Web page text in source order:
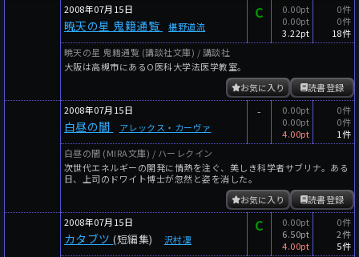
2008年07月15日
暁天の星 鬼籍通覧 椹野道流
C
0.00pt
0.00pt
3.22pt
0件
0件
18件
暁天の星 鬼籍通覧 (講談社文庫) / 講談社
大阪は高槻市にあるO医科大学法医学教室。
読書登録
お気に入り
2008年07月15日
白昼の闇 アレックス・カーヴァ
-
0.00pt
0.00pt
4.00pt
0件
0件
1件
白昼の闇 (MIRA文庫) / ハーレクイン
次世代エネルギーの開発に情熱を注ぐ、美しき科学者サブリナ。ある
日、上司のドワイト博士が忽然と姿を消した。
読書登録
お気に入り
2008年07月15日
カタブツ (短編集) 沢村凜
C
0.00pt
6.50pt
4.00pt
0件
2件
5件